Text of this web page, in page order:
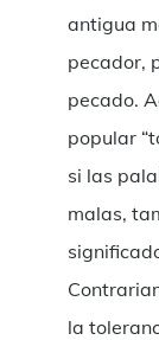
antigua
pecador,
pecado.
popular
si las
malas,
la